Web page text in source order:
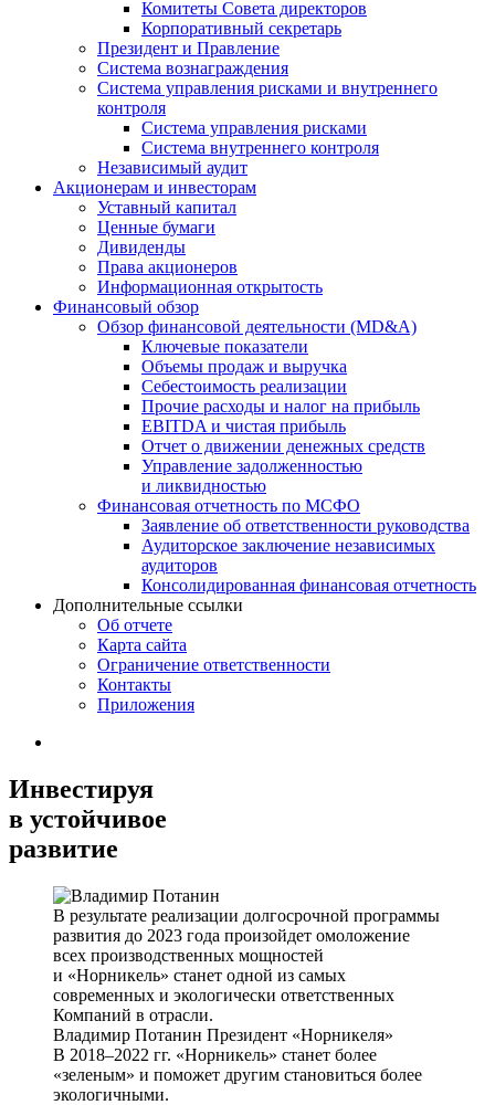
Комитеты Совета директоров
Корпоративный секретарь
Президент и Правление
Система вознаграждения
Система управления рисками и внутреннего
контроля
Система управления рисками
Система внутреннего контроля
Независимый аудит
Акционерам и инвесторам
Уставный капитал
Ценные бумаги
Дивиденды
Права акционеров
Информационная открытость
Финансовый обзор
Обзор финансовой деятельности (MD&A)
Ключевые показатели
Объемы продаж и выручка
Себестоимость реализации
Прочие расходы и налог на прибыль
EBITDA и чистая прибыль
Отчет о движении денежных средств
Управление задолженностью
и ликвидностью
Финансовая отчетность по МСФО
Заявление об ответственности руководства
Аудиторское заключение независимых
аудиторов
Консолидированная финансовая отчетность
Дополнительные ссылки
Об отчете
Карта сайта
Ограничение ответственности
Контакты
Приложения
Инвестируя
в устойчивое
развитие
В результате реализации долгосрочной программы
развития до 2023 года произойдет омоложение
всех производственных мощностей
и «Норникель» станет одной из самых
современных и экологически ответственных
Компаний в отрасли.
Владимир Потанин Президент «Норникеля»
В 2018–2022 гг. «Норникель» станет более
«зеленым» и поможет другим становиться более
экологичными.